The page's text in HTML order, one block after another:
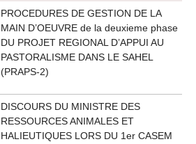
PROCEDURES DE GESTION DE LA
MAIN D’OEUVRE de la deuxieme phase
DU PROJET REGIONAL D’APPUI AU
PASTORALISME DANS LE SAHEL
(PRAPS-2)
DISCOURS DU MINISTRE DES
RESSOURCES ANIMALES ET
HALIEUTIQUES LORS DU 1er CASEM